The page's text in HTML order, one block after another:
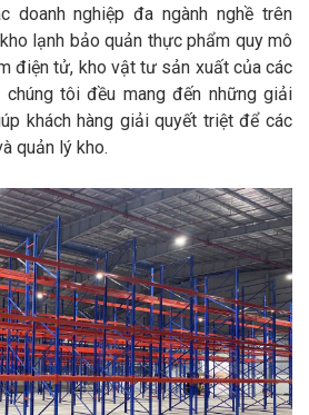
doanh nghiệp đa ngành nghề trên
lạnh bảo quản thực phẩm quy mô
điện tử, kho vật tư sản xuất của các
chúng tôi đều mang đến những giải
khách hàng giải quyết triệt để các
quản lý kho.